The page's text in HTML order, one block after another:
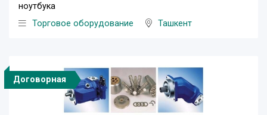
ноутбука
Торговое оборудование
Ташкент
Договорная